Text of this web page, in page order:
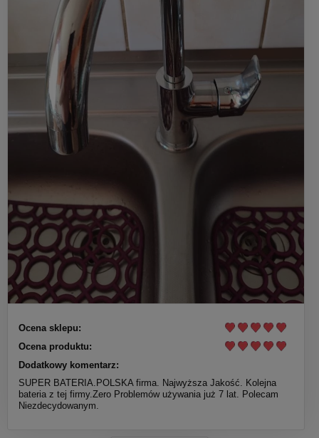
Ocena sklepu:
Ocena produktu:
Dodatkowy komentarz:
SUPER BATERIA.POLSKA firma. Najwyższa Jakość. Kolejna
bateria z tej firmy.Zero Problemów używania już 7 lat. Polecam
Niezdecydowanym.